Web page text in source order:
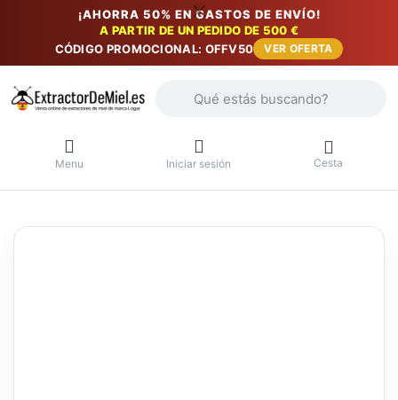
¡AHORRA 50% EN GASTOS DE ENVÍO!
A PARTIR DE UN PEDIDO DE 500 €
CÓDIGO PROMOCIONAL: OFFV50
VER OFERTA
Menu Iniciar sesión Cesta